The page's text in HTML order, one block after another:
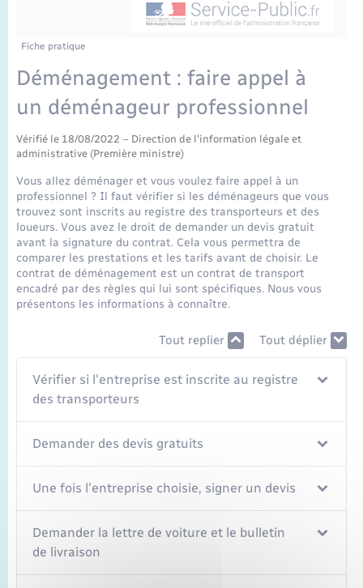
Mariage – PACS
Parrainage civil
Fiche pratique
Déménagement : faire appel à
un déménageur professionnel
Vérifié le 18/08/2022 – Direction de l'information légale et
administrative (Première ministre)
Vous allez déménager et vous voulez faire appel à un
professionnel ? Il faut vérifier si les déménageurs que vous
trouvez sont inscrits au registre des transporteurs et des
loueurs. Vous avez le droit de demander un devis gratuit
avant la signature du contrat. Cela vous permettra de
comparer les prestations et les tarifs avant de choisir. Le
contrat de déménagement est un contrat de transport
encadré par des règles qui lui sont spécifiques. Nous vous
présentons les informations à connaître.
Tout replier Tout déplier
Vérifier si l'entreprise est inscrite au registre
des transporteurs
Demander des devis gratuits
Une fois l'entreprise choisie, signer un devis
Demander la lettre de voiture et le bulletin
de livraison